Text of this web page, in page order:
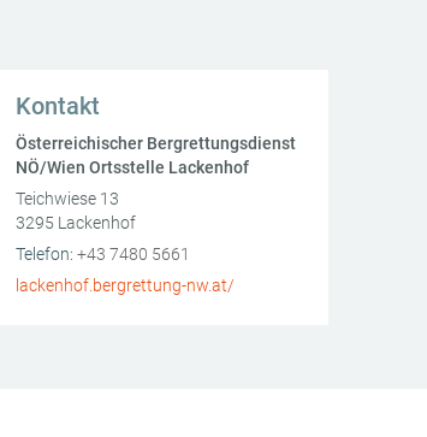
Kontakt
Österreichischer Bergrettungsdienst
NÖ/Wien Ortsstelle Lackenhof
Teichwiese 13
3295 Lackenhof
AT
Telefon: +43 7480 5661
lackenhof.bergrettung-nw.at/